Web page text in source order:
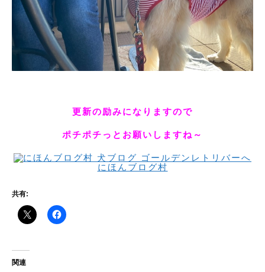
更新の励みになりますので
ポチポチっとお願いしますね～
にほんブログ村
共有:
関連